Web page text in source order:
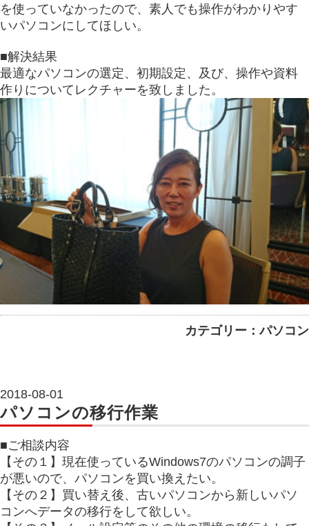
を使っていなかったので、素人でも操作がわかりやす
いパソコンにしてほしい。
■解決結果
最適なパソコンの選定、初期設定、及び、操作や資料
作りについてレクチャーを致しました。
カテゴリー：パソコン
2018-08-01
パソコンの移行作業
■ご相談内容
【その１】現在使っているWindows7のパソコンの調子
が悪いので、パソコンを買い換えたい。
【その２】買い替え後、古いパソコンから新しいパソ
コンへデータの移行をして欲しい。